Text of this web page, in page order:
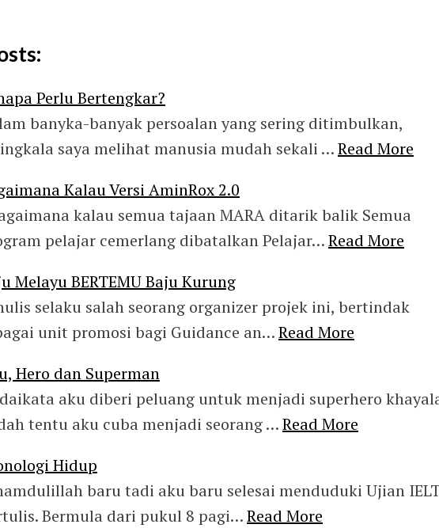
Perlu Bertengkar?
banyka-banyak persoalan yang sering ditimbulkan,
saya melihat manusia mudah sekali …Read More
Kalau Versi AminRox 2.0
kalau semua tajaan MARA ditarik balik Semua
pelajar cemerlang dibatalkan Pelajar…Read More
Melayu BERTEMU Baju Kurung
selaku salah seorang organizer projek ini, bertindak
unit promosi bagi Guidance an…Read More
Hero dan Superman
aku diberi peluang untuk menjadi superhero
tentu aku cuba menjadi seorang …Read More
Hidup
baru tadi aku baru selesai menduduki Ujian
Bermula dari pukul 8 pagi…Read More